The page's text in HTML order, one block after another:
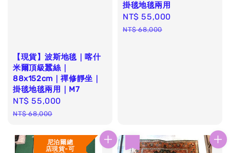
【現貨】波斯地毯｜喀什
米爾頂級蠶絲｜
88x152cm｜禪修靜坐｜
掛毯地毯兩用｜M7
Sale
price
NT$ 55,000
NT$ 68,000
掛毯地毯兩用
Sale
price
NT$ 55,000
NT$ 68,000
尼泊爾總
店現貨-可